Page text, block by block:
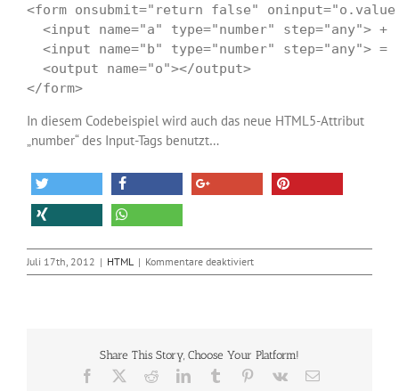
<form onsubmit="return false"
<input name="a" type="number" step="any"> +
<input name="b" type="number" step="any"> =
<output name="o"></output>
</form>
In diesem Codebeispiel wird auch das neue HTML5-Attribut
„number“ des Input-Tags benutzt…
Juli 17th, 2012 | HTML | Kommentare deaktiviertfür
HTML5-
Share This Story, Choose Your Platform!
Facebook RedditLinkedInTumblr Pinterest
Vk
E-